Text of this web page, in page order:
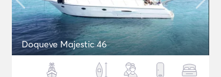
Doqueve Majestic 46